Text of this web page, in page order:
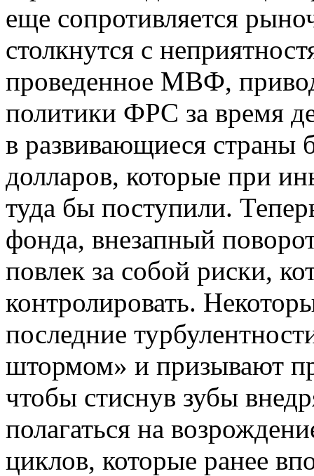
еще сопротивляется
столкнутся с
проведенное МВФ,
политики ФРС за время
в развивающиеся страны
долларов, которые при
туда бы поступили.
фонда, внезапный
повлек за собой риски,
контролировать.
последние
штормом» и призывают
чтобы стиснув зубы
полагаться на
циклов, которые ранее